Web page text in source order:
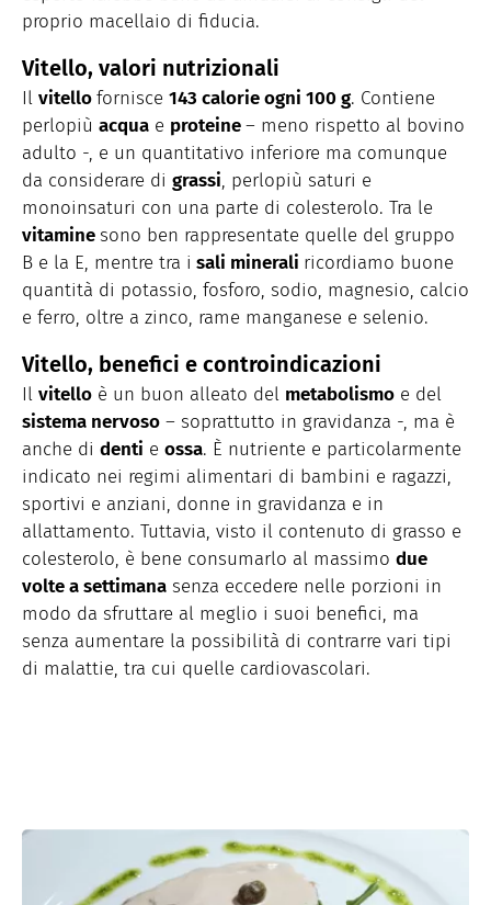
proprio macellaio di fiducia.
Vitello, valori nutrizionali
Il vitellofornisce 143 calorie ogni 100 g. Contiene
perlopiù acqua e proteine– meno rispetto al bovino
adulto -, e un quantitativo inferiore ma comunque
da considerare di grassi, perlopiù saturi e
monoinsaturi con una parte di colesterolo. Tra le
vitaminesono ben rappresentate quelle del gruppo
B e la E, mentre tra i sali minerali ricordiamo buone
quantità di potassio, fosforo, sodio, magnesio, calcio
e ferro, oltre a zinco, rame manganese e selenio.
Vitello, benefici e controindicazioni
Il vitello è un buon alleato del metabolismo e del
sistema nervoso – soprattutto in gravidanza -, ma è
anche di denti e ossa. È nutriente e particolarmente
indicato nei regimi alimentari di bambini e ragazzi,
sportivi e anziani, donne in gravidanza e in
allattamento. Tuttavia, visto il contenuto di grasso e
colesterolo, è bene consumarlo al massimo due
volte a settimana senza eccedere nelle porzioni in
modo da sfruttare al meglio i suoi benefici, ma
senza aumentare la possibilità di contrarre vari tipi
di malattie, tra cui quelle cardiovascolari.